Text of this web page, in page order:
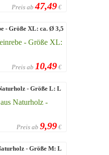
Preis ab 47,49 €
- Größe XL: ca. Ø 3,5
Preis ab 10,49 €
- Größe L: L
Preis ab 9,99 €
- Größe M: L